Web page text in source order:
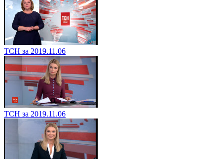
ТСН за 2019.11.06
ТСН за 2019.11.06